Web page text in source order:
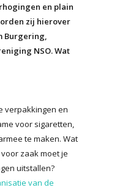
en plain
zij hierover
Burgering,
NSO. Wat
verpakkingen en
voor sigaretten,
te maken. Wat
zaak moet je
uitstallen?
van de